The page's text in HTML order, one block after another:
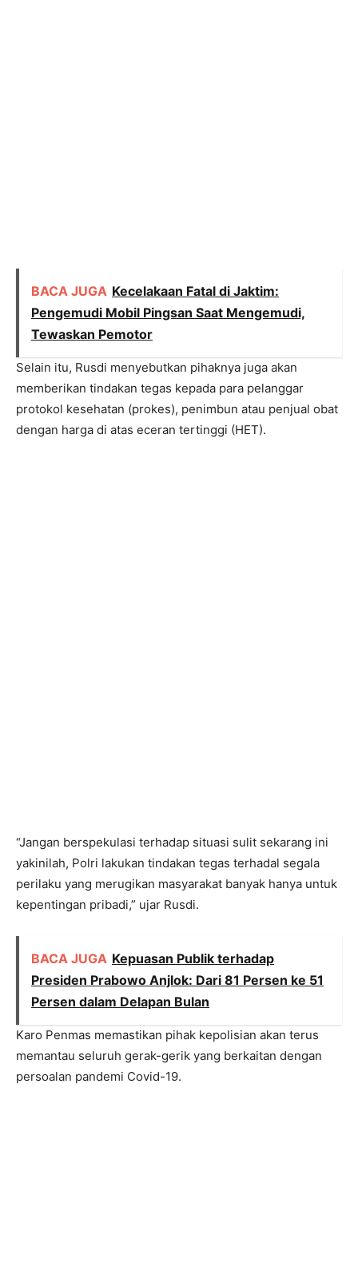
BACA JUGA Kecelakaan Fatal di Jaktim:
Pengemudi Mobil Pingsan Saat Mengemudi,
Tewaskan Pemotor
Selain itu, Rusdi menyebutkan pihaknya juga akan
memberikan tindakan tegas kepada para pelanggar
protokol kesehatan (prokes), penimbun atau penjual obat
dengan harga di atas eceran tertinggi (HET).
“Jangan berspekulasi terhadap situasi sulit sekarang ini
yakinilah, Polri lakukan tindakan tegas terhadal segala
perilaku yang merugikan masyarakat banyak hanya untuk
kepentingan pribadi,” ujar Rusdi.
BACA JUGA Kepuasan Publik terhadap
Presiden Prabowo Anjlok: Dari 81 Persen ke 51
Persen dalam Delapan Bulan
Karo Penmas memastikan pihak kepolisian akan terus
memantau seluruh gerak-gerik yang berkaitan dengan
persoalan pandemi Covid-19.